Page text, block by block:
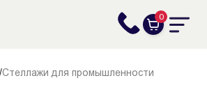
0
/Стеллажи для промышленности